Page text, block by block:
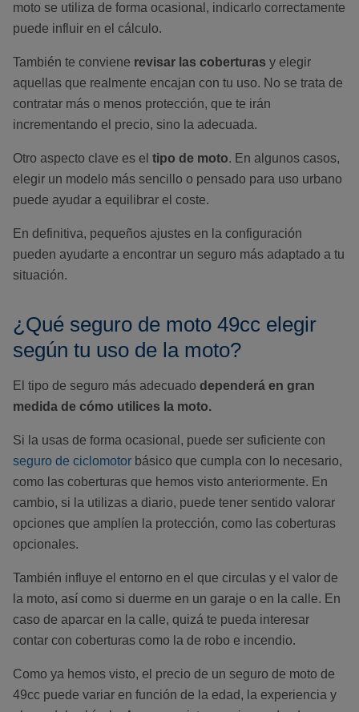
moto se utiliza de forma ocasional, indicarlo correctamente
puede influir en el cálculo.
También te conviene revisar las coberturas y elegir
aquellas que realmente encajan con tu uso. No se trata de
contratar más o menos protección, que te irán
incrementando el precio, sino la adecuada.
Otro aspecto clave es el tipo de moto. En algunos casos,
elegir un modelo más sencillo o pensado para uso urbano
puede ayudar a equilibrar el coste.
En definitiva, pequeños ajustes en la configuración
pueden ayudarte a encontrar un seguro más adaptado a tu
situación.
¿Qué seguro de moto 49cc elegir
según tu uso de la moto?
El tipo de seguro más adecuado dependerá en gran
medida de cómo utilices la moto.
Si la usas de forma ocasional, puede ser suficiente con
seguro de ciclomotor básico que cumpla con lo necesario,
como las coberturas que hemos visto anteriormente. En
cambio, si la utilizas a diario, puede tener sentido valorar
opciones que amplíen la protección, como las coberturas
opcionales.
También influye el entorno en el que circulas y el valor de
la moto, así como si duerme en un garaje o en la calle. En
caso de aparcar en la calle, quizá te pueda interesar
contar con coberturas como la de robo e incendio.
Como ya hemos visto, el precio de un seguro de moto de
49cc puede variar en función de la edad, la experiencia y